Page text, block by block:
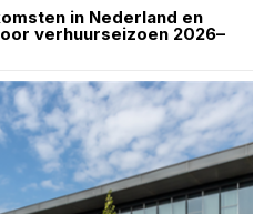
in Nederland en
verhuurseizoen 2026–